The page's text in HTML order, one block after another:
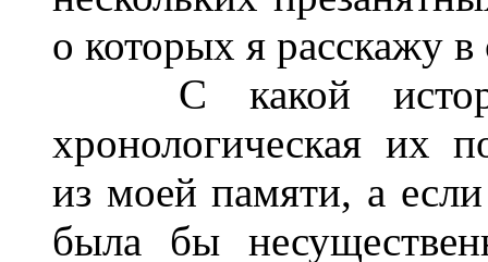
о которых я расскажу
С какой
хронологическая их
из моей памяти, а
была бы